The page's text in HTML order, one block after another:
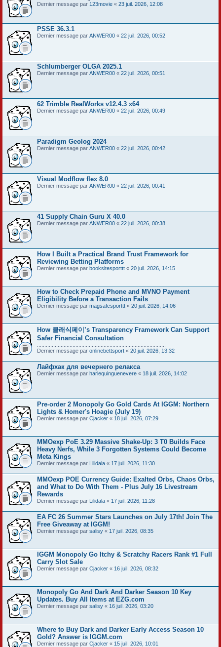
Dernier message par 123movie « 23 juil. 2026, 12:08
PSSE 36.3.1
Dernier message par ANWER00 « 22 juil. 2026, 00:52
Schlumberger OLGA 2025.1
Dernier message par ANWER00 « 22 juil. 2026, 00:51
62 Trimble RealWorks v12.4.3 x64
Dernier message par ANWER00 « 22 juil. 2026, 00:49
Paradigm Geolog 2024
Dernier message par ANWER00 « 22 juil. 2026, 00:42
Visual Modflow flex 8.0
Dernier message par ANWER00 « 22 juil. 2026, 00:41
41 Supply Chain Guru X 40.0
Dernier message par ANWER00 « 22 juil. 2026, 00:38
How I Built a Practical Brand Trust Framework for
Reviewing Betting Platforms
Dernier message par booksitesporttt « 20 juil. 2026, 14:15
How to Check Prepaid Phone and MVNO Payment
Eligibility Before a Transaction Fails
Dernier message par magsafesporttt « 20 juil. 2026, 14:06
How 클래식페이’s Transparency Framework Can Support
Safer Financial Consultation
Dernier message par onlinebettsport « 20 juil. 2026, 13:32
Лайфхак для вечернего релакса
Dernier message par harlequinguenevere « 18 juil. 2026, 14:02
Pre-order 2 Monopoly Go Gold Cards At IGGM: Northern
Lights & Homer's Hoagie (July 19)
Dernier message par Cjacker « 18 juil. 2026, 07:29
MMOexp PoE 3.29 Massive Shake-Up: 3 T0 Builds Face
Heavy Nerfs, While 3 Forgotten Systems Could Become
Meta Kings
Dernier message par Lilidala « 17 juil. 2026, 11:30
MMOexp POE Currency Guide: Exalted Orbs, Chaos Orbs,
and What to Do With Them - Plus July 16 Livestream
Rewards
Dernier message par Lilidala « 17 juil. 2026, 11:28
EA FC 26 Summer Stars Launches on July 17th! Join The
Free Giveaway at IGGM!
Dernier message par salisy « 17 juil. 2026, 08:35
IGGM Monopoly Go Itchy & Scratchy Racers Rank #1 Full
Carry Slot Sale
Dernier message par Cjacker « 16 juil. 2026, 08:32
Monopoly Go And Dark And Darker Season 10 Key
Updates. Buy All Items at EZG.com
Dernier message par salisy « 16 juil. 2026, 03:20
Where to Buy Dark and Darker Early Access Season 10
Gold? Answer is IGGM.com
Dernier message par Cjacker « 15 juil. 2026, 10:01